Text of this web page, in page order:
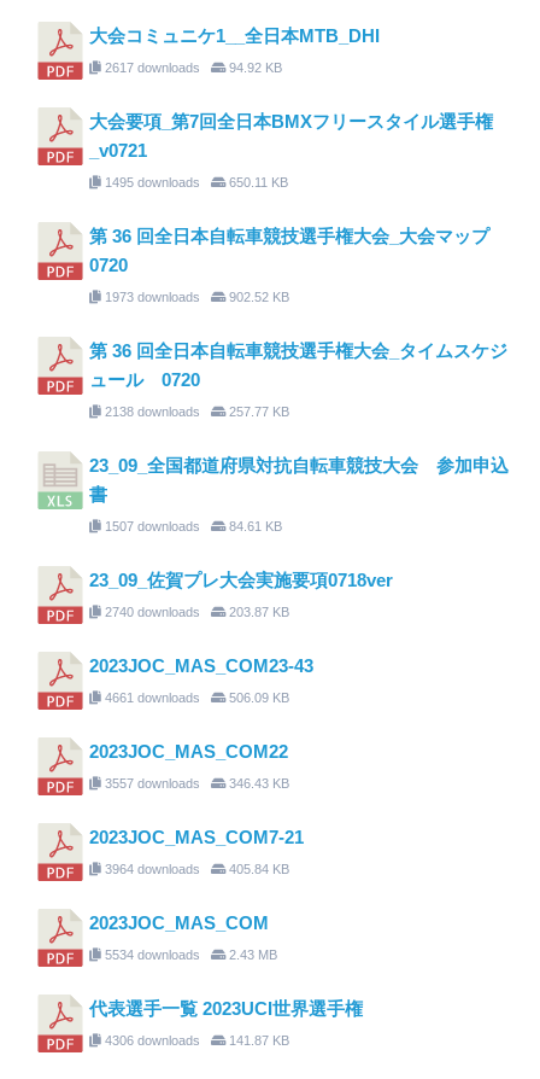
大会コミュニケ1__全日本MTB_DHI
2617 downloads 94.92 KB
大会要項_第7回全日本BMXフリースタイル選手権
_v0721
1495 downloads 650.11 KB
第 36 回全日本自転車競技選手権大会_大会マップ
0720
1973 downloads 902.52 KB
第 36 回全日本自転車競技選手権大会_タイムスケジ
ュール 0720
2138 downloads 257.77 KB
23_09_全国都道府県対抗自転車競技大会 参加申込
書
1507 downloads 84.61 KB
23_09_佐賀プレ大会実施要項0718ver
2740 downloads 203.87 KB
2023JOC_MAS_COM23-43
4661 downloads 506.09 KB
2023JOC_MAS_COM22
3557 downloads 346.43 KB
2023JOC_MAS_COM7-21
3964 downloads 405.84 KB
2023JOC_MAS_COM
5534 downloads 2.43 MB
代表選手一覧 2023UCI世界選手権
4306 downloads 141.87 KB